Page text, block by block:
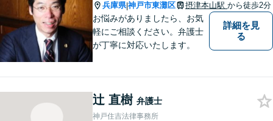
兵庫県|神戸市東灘区 摂津本山駅 から徒歩2分
お悩みがありましたら、お気
軽にご相談ください。弁護士
が丁寧に対応いたします。
詳細を見
る
辻 直樹 弁護士
神戸住吉法律事務所